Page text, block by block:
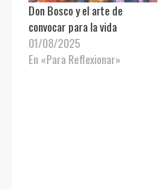
Don Bosco y el arte de
convocar para la vida
01/08/2025
En «Para Reflexionar»